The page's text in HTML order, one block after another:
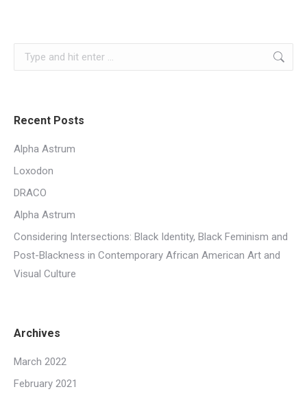
Search:
Recent Posts
Alpha Astrum
Loxodon
DRACO
Alpha Astrum
Considering Intersections: Black Identity, Black Feminism and
Post-Blackness in Contemporary African American Art and
Visual Culture
Archives
March 2022
February 2021